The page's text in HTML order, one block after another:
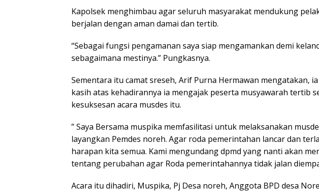
Kapolsek menghimbau agar seluruh masyarakat mendukung
berjalan dengan aman damai dan tertib.
“Sebagai fungsi pengamanan saya siap mengamankan demi
sebagaimana mestinya.” Pungkasnya.
Sementara itu camat sreseh, Arif Purna Hermawan mengatakan,
kasih atas kehadirannya ia mengajak peserta musyawarah tertib
kesuksesan acara musdes itu.
” Saya Bersama muspika memfasilitasi untuk melaksanakan
layangkan Pemdes noreh. Agar roda pemerintahan lancar dan
harapan kita semua. Kami mengundang dpmd yang nanti akan
tentang perubahan agar Roda pemerintahannya tidak jalan
Acara itu dihadiri, Muspika, Pj Desa noreh, Anggota BPD desa